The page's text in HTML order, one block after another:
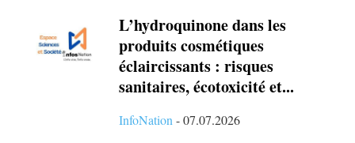
L’hydroquinone dans les
produits cosmétiques
éclaircissants : risques
sanitaires, écotoxicité et...
InfoNation -07.07.2026